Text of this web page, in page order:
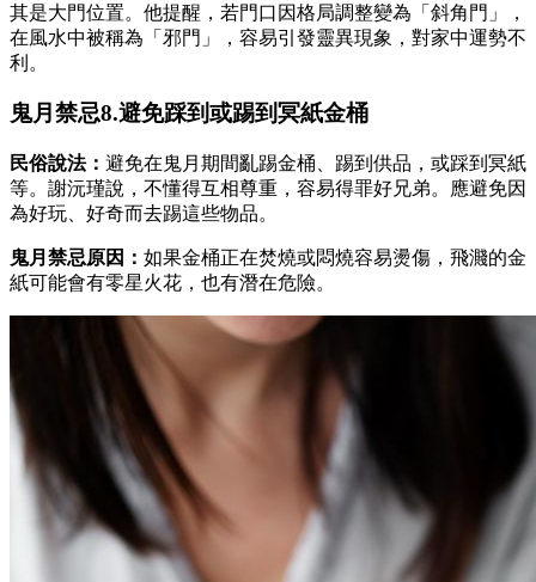
其是大門位置。他提醒，若門口因格局調整變為「斜角門」，
在風水中被稱為「邪門」，容易引發靈異現象，對家中運勢不
利。
鬼月禁忌8.避免踩到或踢到冥紙金桶
民俗說法： 避免在鬼月期間亂踢金桶、踢到供品，或踩到冥紙
等。謝沅瑾說，不懂得互相尊重，容易得罪好兄弟。應避免因
為好玩、好奇而去踢這些物品。
鬼月禁忌原因： 如果金桶正在焚燒或悶燒容易燙傷，飛濺的金
紙可能會有零星火花，也有潛在危險。